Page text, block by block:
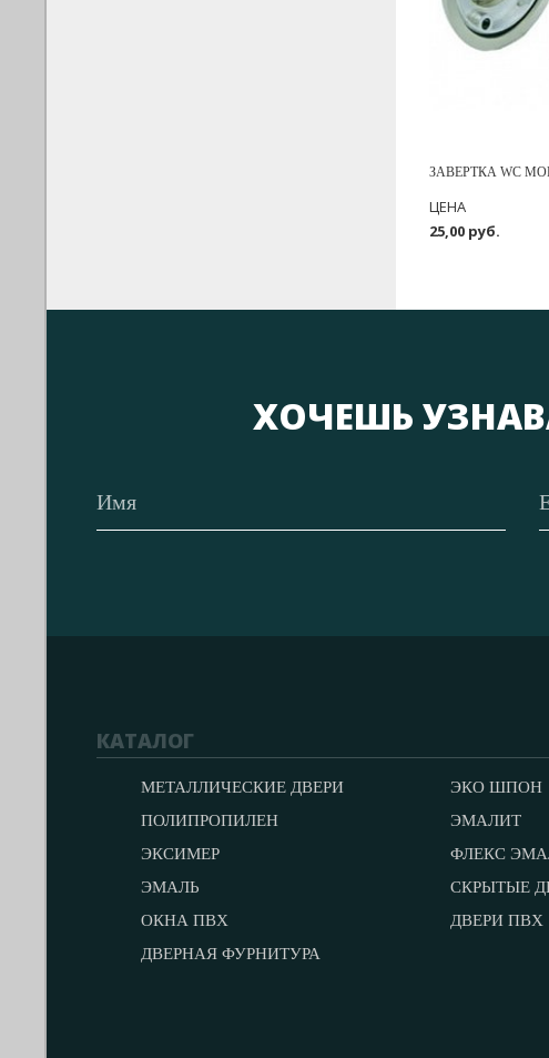
ЗАВЕРТКА WC
25,00 руб.
ЦЕНА
ХОЧЕШЬ
КАТАЛОГ
МЕТАЛЛИЧЕСКИЕ ДВЕРИ
ЭКО ШПОН
ПОЛИПРОПИЛЕН
ЭМАЛИТ
ЭКСИМЕР
ФЛЕКС
ЭМАЛЬ
СКРЫТЫЕ
ОКНА ПВХ
ДВЕРИ ПВХ
ДВЕРНАЯ ФУРНИТУРА